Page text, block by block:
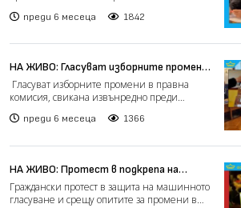
преди 6 месеца 1842
НА ЖИВО: Гласуват изборните промени в
правна комисия, свикана извънредно
преди минути (видео)
Гласуват изборните промени в правна
комисия, свикана извънредно преди
преди 6 месеца 1366
НА ЖИВО: Протест в подкрепа на
машинното гласуване (РЕПОРТАЖ)
Граждански протест в защита на машинното
гласуване и срещу опитите за промени в